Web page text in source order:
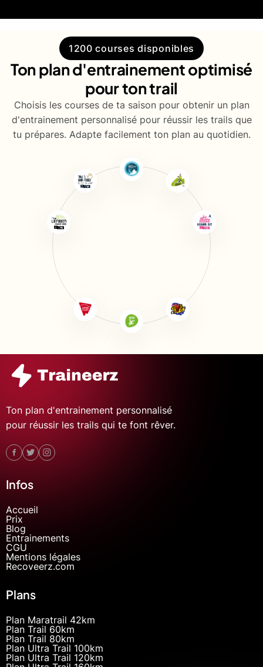
1200 courses disponibles
Ton plan d'entrainement optimisé
pour ton trail
Choisis les courses de ta saison pour obtenir un plan
d'entrainement personnalisé pour réussir les trails que
tu prépares. Adapte facilement ton plan au quotidien.
Ton plan d'entrainement personnalisé
pour réussir les trails qui te font rêver.
Infos
Accueil
Prix
Blog
Entrainements
CGU
Mentions légales
Recoveerz.com
Plans
Plan Maratrail 42km
Plan Trail 60km
Plan Trail 80km
Plan Ultra Trail 100km
Plan Ultra Trail 120km